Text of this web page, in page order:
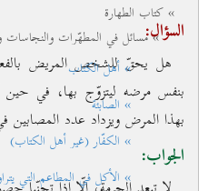
السؤال:
هل يحقّ للشخص المريض
بنفس مرضه ليتزوّج بها، في حين
بهذا المرض ويزداد عدد المصابين
الجواب:
» كتاب الطهارة
» مسائل في المطهّرات والنجاسات
» أهل الكتاب
» الصابئة
» الكفّار (غير أهل الكتاب)
» الأكل في المطاعم التي